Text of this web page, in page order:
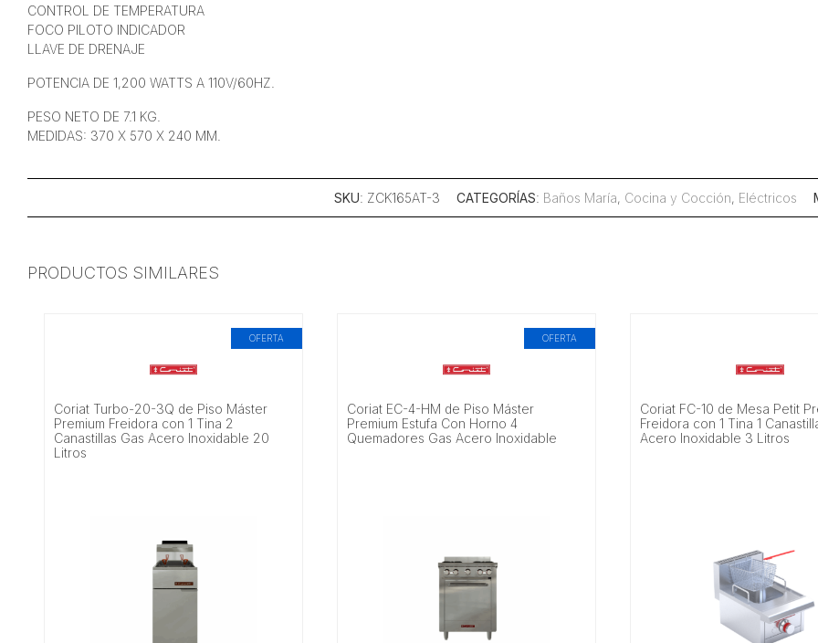
CONTROL DE TEMPERATURA
FOCO PILOTO INDICADOR
LLAVE DE DRENAJE
POTENCIA DE 1,200 WATTS A 110V/60HZ.
PESO NETO DE 7.1 KG.
MEDIDAS: 370 X 570 X 240 MM.
SKU: ZCK165AT-3 CATEGORÍAS: Baños María, Cocina y Cocción, Eléctricos
PRODUCTOS SIMILARES
OFERTA
Coriat Turbo-20-3Q de Piso Máster
Premium Freidora con 1 Tina 2
Canastillas Gas Acero Inoxidable 20
Litros
OFERTA
Coriat EC-4-HM de Piso Máster
Premium Estufa Con Horno 4
Quemadores Gas Acero Inoxidable
Coriat FC-10 de Mesa Petit
Freidora con 1 Tina 1
Acero Inoxidable 3 Litros